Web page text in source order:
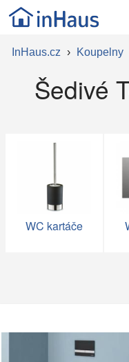
InHaus.cz › Koupelny
Šedivé
WC kartáče